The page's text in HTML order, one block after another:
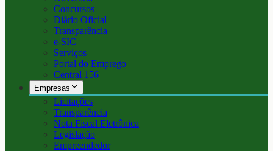
Concursos
Diário Oficial
Transparência
e-SIC
Serviços
Portal do Emprego
Central 156
Empresas
Licitações
Transparência
Nota Fiscal Eletrônica
Legislação
Empreendedor